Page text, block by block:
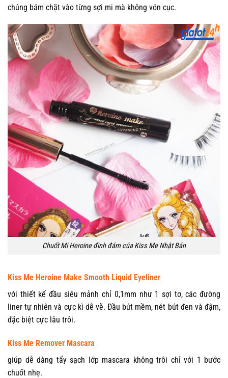
chúng bám chặt vào từng sợi mi mà không vón cục.
Chuốt Mi Heroine đình đám của Kiss Me Nhật Bản
Kiss Me Heroine Make Smooth Liquid Eyeliner
với thiết kế đầu siêu mảnh chỉ 0,1mm như 1 sợi tơ, các đường
liner tự nhiên và cực kì dễ vẽ. Đầu bút mềm, nét bút đen và đậm,
đặc biệt cực lâu trôi.
Kiss Me Remover Mascara
giúp dễ dàng tẩy sạch lớp mascara không trôi chỉ với 1 bước
chuốt nhẹ.